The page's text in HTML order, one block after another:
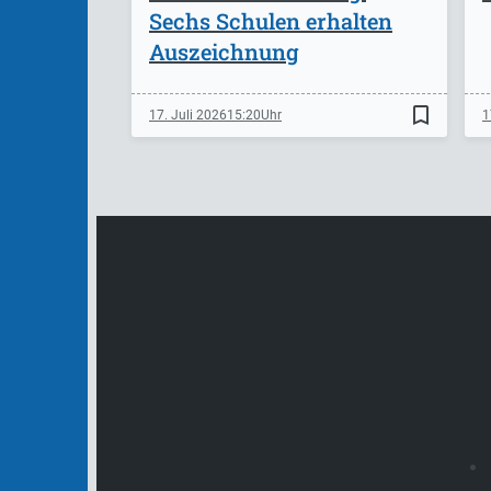
Sechs Schulen erhalten
Auszeichnung
17. Juli 202615:20 bookmark_border